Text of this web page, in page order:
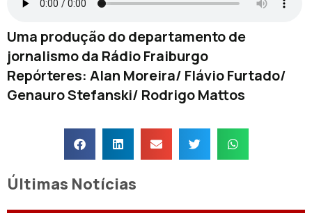
Uma produção do departamento de
jornalismo da Rádio Fraiburgo
Repórteres: Alan Moreira/ Flávio Furtado/
Genauro Stefanski/ Rodrigo Mattos
Últimas Notícias